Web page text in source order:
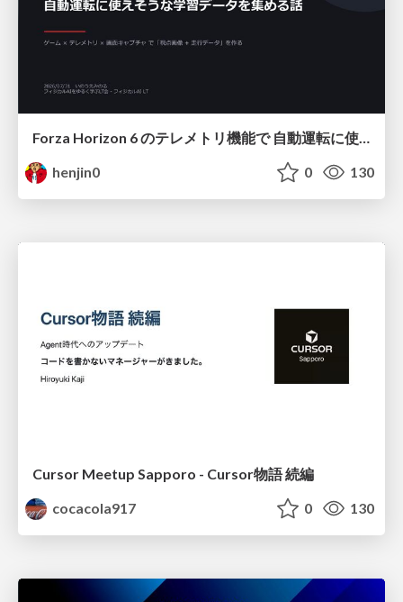
Forza Horizon 6 のテレメトリ機能で 自動運転に使えそうな学習データを集める話
henjin0
0 130
Cursor Meetup Sapporo - Cursor物語 続編
cocacola917
0 130